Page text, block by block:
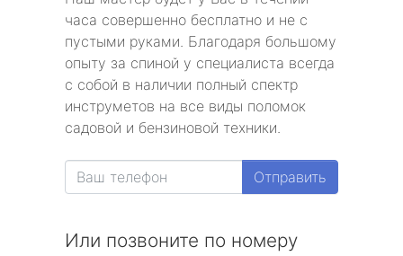
часа совершенно бесплатно и не с
пустыми руками. Благодаря большому
опыту за спиной у специалиста всегда
с собой в наличии полный спектр
инструметов на все виды поломок
садовой и бензиновой техники.
Отправить
Или позвоните по номеру